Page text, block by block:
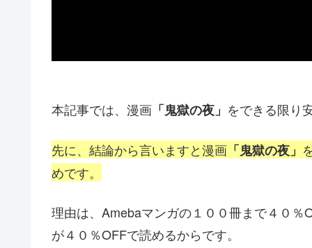
本記事では、漫画 「鬼獄の夜」 をできる限り
先に、結論から言いますと漫画 「鬼獄の夜」
めです。
理由は、Amebaマンガの１００冊まで４０
が４０％OFFで読めるからです。